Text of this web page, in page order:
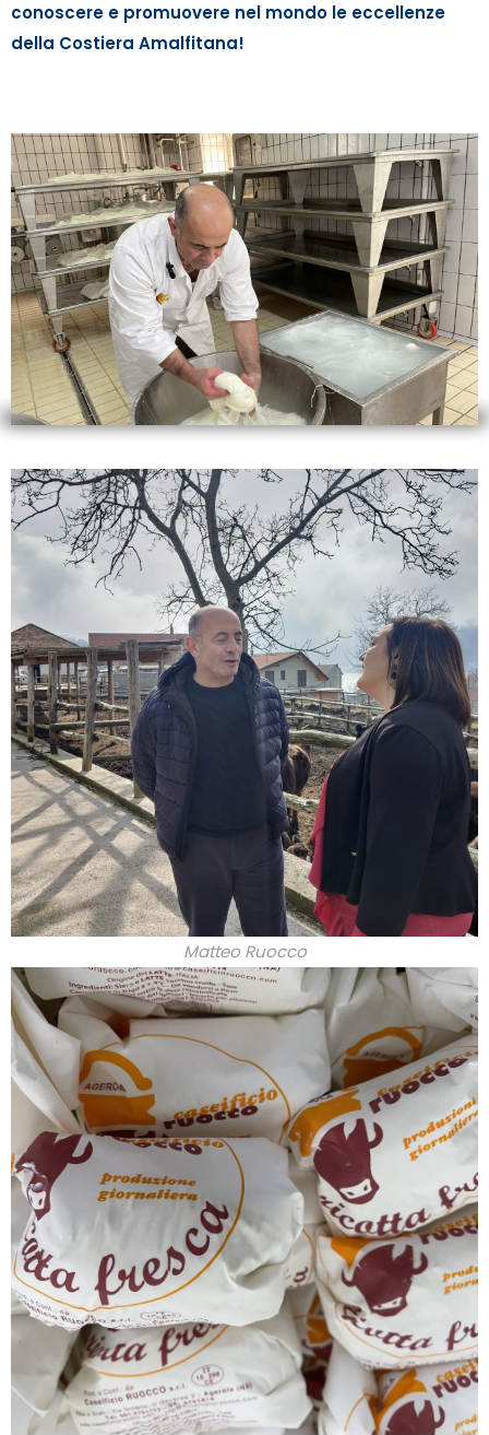
conoscere e promuovere nel mondo le eccellenze
della Costiera Amalfitana!
Matteo Ruocco